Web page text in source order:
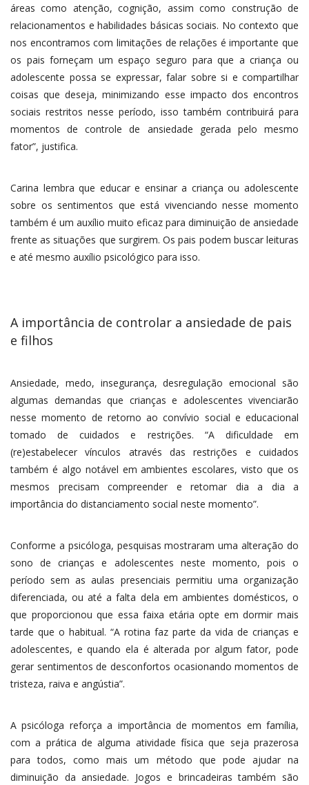
áreas como atenção, cognição, assim como construção de
relacionamentos e habilidades básicas sociais. No contexto que
nos encontramos com limitações de relações é importante que
os pais forneçam um espaço seguro para que a criança ou
adolescente possa se expressar, falar sobre si e compartilhar
coisas que deseja, minimizando esse impacto dos encontros
sociais restritos nesse período, isso também contribuirá para
momentos de controle de ansiedade gerada pelo mesmo
fator”, justifica.
Carina lembra que educar e ensinar a criança ou adolescente
sobre os sentimentos que está vivenciando nesse momento
também é um auxílio muito eficaz para diminuição de ansiedade
frente as situações que surgirem. Os pais podem buscar leituras
e até mesmo auxílio psicológico para isso.
A importância de controlar a ansiedade de pais
e filhos
Ansiedade, medo, insegurança, desregulação emocional são
algumas demandas que crianças e adolescentes vivenciarão
nesse momento de retorno ao convívio social e educacional
tomado de cuidados e restrições. “A dificuldade em
(re)estabelecer vínculos através das restrições e cuidados
também é algo notável em ambientes escolares, visto que os
mesmos precisam compreender e retomar dia a dia a
importância do distanciamento social neste momento”.
Conforme a psicóloga, pesquisas mostraram uma alteração do
sono de crianças e adolescentes neste momento, pois o
período sem as aulas presenciais permitiu uma organização
diferenciada, ou até a falta dela em ambientes domésticos, o
que proporcionou que essa faixa etária opte em dormir mais
tarde que o habitual. “A rotina faz parte da vida de crianças e
adolescentes, e quando ela é alterada por algum fator, pode
gerar sentimentos de desconfortos ocasionando momentos de
tristeza, raiva e angústia”.
A psicóloga reforça a importância de momentos em família,
com a prática de alguma atividade física que seja prazerosa
para todos, como mais um método que pode ajudar na
diminuição da ansiedade. Jogos e brincadeiras também são